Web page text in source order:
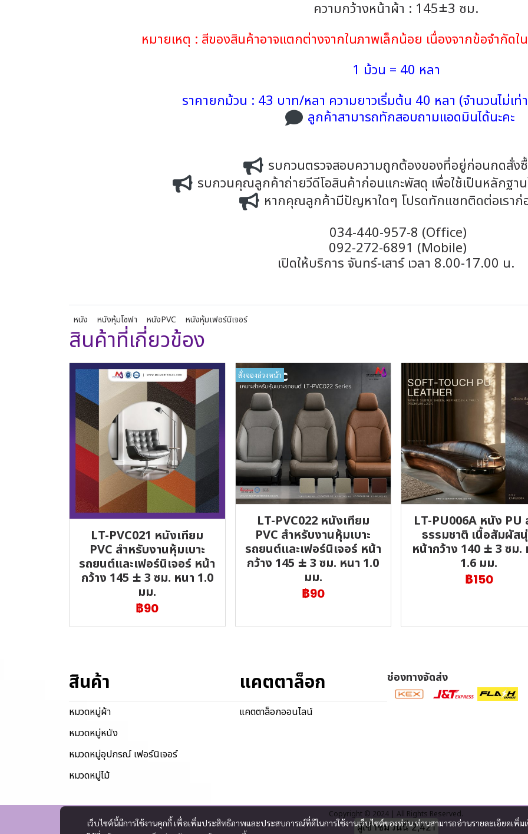
ความกว้างหน้าผ้า : 145±3 ซม.
หมายเหตุ : สีของสินค้าอาจแตกต่างจากในภาพเล็กน้อย เนื่องจากข้อจำกัด
1 ม้วน = 40 หลา
ราคายกม้วน : 43 บาท/หลา ความยาวเริ่มต้น 40 หลา (จำนวนไม่เท่
ลูกค้าสามารถทักสอบถามแอดมินได้นะคะ
รบกวนตรวจสอบความถูกต้องของที่อยู่ก่อนกดสั่งซื้
รบกวนคุณลูกค้าถ่ายวีดีโอสินค้าก่อนแกะพัสดุ เพื่อใช้เป็นหลักฐา
หากคุณลูกค้ามีปัญหาใดๆ โปรดทักแชทติดต่อเราก่
034-440-957-8 (Office)
092-272-6891 (Mobile)
เปิดให้บริการ จันทร์-เสาร์ เวลา 8.00-17.00 น.
หนัง หนังหุ้มโซฟา หนังPVC หนังหุ้มเฟอร์นิเจอร์
สินค้าที่เกี่ยวข้อง
LT-PVC021 หนังเทียม
PVC สำหรับงานหุ้มเบาะ
รถยนต์และเฟอร์นิเจอร์ หน้า
กว้าง 145 ± 3 ซม. หนา 1.0
มม.
฿90
สั่งจองล่วงหน้า
LT-PVC022 หนังเทียม
PVC สำหรับงานหุ้มเบาะ
รถยนต์และเฟอร์นิเจอร์ หน้า
กว้าง 145 ± 3 ซม. หนา 1.0
มม.
฿90
LT-PU006A หนัง PU
ธรรมชาติ เนื้อสัมผัส
หน้ากว้าง 140 ± 3 ซม.
1.6 มม.
฿150
เว็บไซต์นี้มีการใช้งานคุกกี้ เพื่อเพิ่มประสิทธิภาพและประสบการณ์ที่ดีในการใช้งานเว็บไซต์ของท่าน ท่านสามารถอ่านรายละเอียดเพิ่ม
สินค้า
หมวดหมู่ผ้า
หมวดหมู่หนัง
หมวดหมู่อุปกรณ์ เฟอร์นิเจอร์
หมวดหมู่ไม้
แคตตาล็อก
แคตตาล็อกออนไลน์
ช่องทางจัดส่ง
Copyright © 2024 | All Rights Reserved.
ผู้เข้าชมวันนี้2,421